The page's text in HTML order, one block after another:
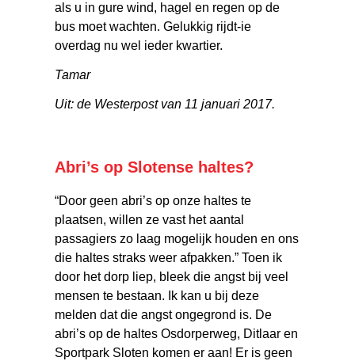
als u in gure wind, hagel en regen op de
bus moet wachten. Gelukkig rijdt-ie
overdag nu wel ieder kwartier.
Tamar
Uit: de Westerpost van 11 januari 2017.
Abri’s op Slotense haltes?
“Door geen abri’s op onze haltes te
plaatsen, willen ze vast het aantal
passagiers zo laag mogelijk houden en ons
die haltes straks weer afpakken.” Toen ik
door het dorp liep, bleek die angst bij veel
mensen te bestaan. Ik kan u bij deze
melden dat die angst ongegrond is. De
abri’s op de haltes Osdorperweg, Ditlaar en
Sportpark Sloten komen er aan! Er is geen